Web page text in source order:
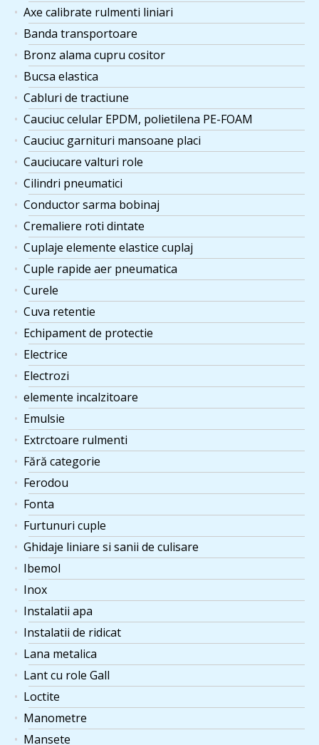
Axe calibrate rulmenti liniari
Banda transportoare
Bronz alama cupru cositor
Bucsa elastica
Cabluri de tractiune
Cauciuc celular EPDM, polietilena PE-FOAM
Cauciuc garnituri mansoane placi
Cauciucare valturi role
Cilindri pneumatici
Conductor sarma bobinaj
Cremaliere roti dintate
Cuplaje elemente elastice cuplaj
Cuple rapide aer pneumatica
Curele
Cuva retentie
Echipament de protectie
Electrice
Electrozi
elemente incalzitoare
Emulsie
Extrctoare rulmenti
Fără categorie
Ferodou
Fonta
Furtunuri cuple
Ghidaje liniare si sanii de culisare
Ibemol
Inox
Instalatii apa
Instalatii de ridicat
Lana metalica
Lant cu role Gall
Loctite
Manometre
Mansete